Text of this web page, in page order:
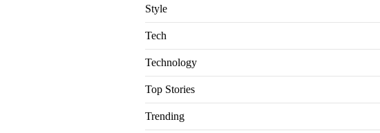
Style
Tech
Technology
Top Stories
Trending